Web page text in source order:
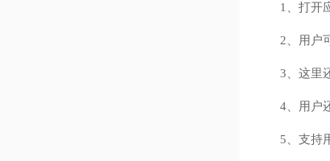
1、打开应
2、用户可
3、这里还
4、用户还
5、支持用